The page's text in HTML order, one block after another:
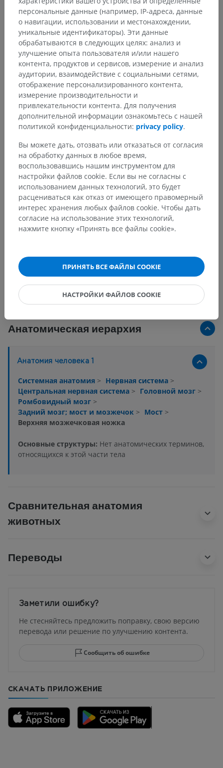
Анатомическая иерархия
Анатомия человека 1
Системная анатомия > Нервная система >
Центральная нервная система > Головной мозг >
Ромбовидный мозг >
Задний мозг; мост и мозжечок > Мост >
Верхняя мозжечковая ножка
Основные структуры: Нет анатомических терминов,
относящихся к этой части тела
Сравнительная анатомия
животных
Переводы
Заметили ошибку?
Не стесняйтесь предложить поправку, свою версию
перевода или решение по улучшению контента.
Сообщить об ошибке
СКАЧАТЬ ПРИЛОЖЕНИЕ
персональные данные (например, IP-адреса, данные
о навигации, использовании и местонахождении,
уникальные идентификаторы). Эти данные
обрабатываются в следующих целях: анализ и
улучшение опыта пользователя и/или нашего
контента, продуктов и сервисов, измерение и анализ
аудитории, взаимодействие с социальными сетями,
отображение персонализированного контента,
измерение производительности и
привлекательности контента. Для получения
дополнительной информации ознакомьтесь с нашей
политикой конфиденциальности: privacy policy.
Вы можете дать, отозвать или отказаться от согласия
на обработку данных в любое время,
воспользовавшись нашим инструментом для
настройки файлов cookie. Если вы не согласны с
использованием данных технологий, это будет
расцениваться как отказ от имеющего правомерный
интерес хранения любых файлов cookie. Чтобы дать
согласие на использование этих технологий,
нажмите кнопку «Принять все файлы cookie».
ПРИНЯТЬ ВСЕ ФАЙЛЫ COOKIE
НАСТРОЙКИ ФАЙЛОВ COOKIE